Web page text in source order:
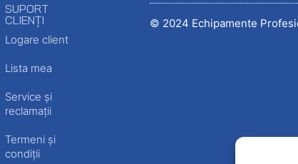
SUPORT
CLIENȚI
Logare client
Lista mea
Service și
reclamații
Termeni și
condiții
© 2024 Echipamente